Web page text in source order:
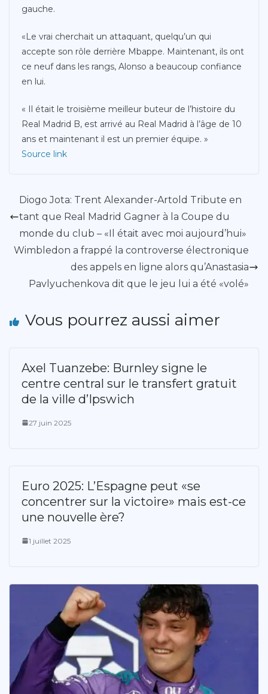
gauche.
«Le vrai cherchait un attaquant, quelqu’un qui
accepte son rôle derrière Mbappe. Maintenant, ils ont
ce neuf dans les rangs, Alonso a beaucoup confiance
en lui.
« Il était le troisième meilleur buteur de l’histoire du
Real Madrid B, est arrivé au Real Madrid à l’âge de 10
ans et maintenant il est un premier équipe. »
Source link
Diogo Jota: Trent Alexander-Artold Tribute en
tant que Real Madrid Gagner à la Coupe du
monde du club – «Il était avec moi aujourd’hui»
Wimbledon a frappé la controverse électronique
des appels en ligne alors qu’Anastasia
Pavlyuchenkova dit que le jeu lui a été «volé»
Vous pourrez aussi aimer
Axel Tuanzebe: Burnley signe le
centre central sur le transfert gratuit
de la ville d’Ipswich
27 juin 2025
Euro 2025: L’Espagne peut «se
concentrer sur la victoire» mais est-ce
une nouvelle ère?
1 juillet 2025